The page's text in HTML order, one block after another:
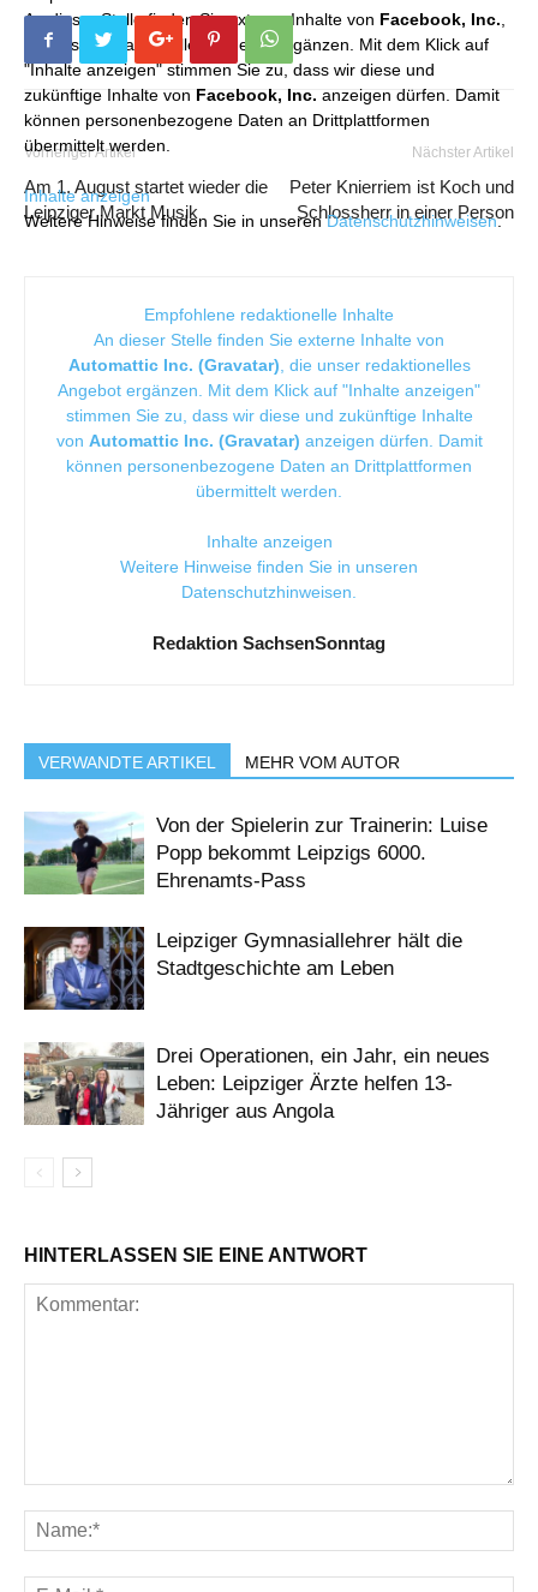
An dieser Stelle finden Sie externe Inhalte von Facebook, Inc.
die unser redaktionelles Angebot ergänzen. Mit dem Klick auf
"Inhalte anzeigen" stimmen Sie zu, dass wir diese und
zukünftige Inhalte von Facebook, Inc. anzeigen dürfen. Damit
können personenbezogene Daten an Drittplattformen
übermittelt werden.
Inhalte anzeigen
Weitere Hinweise finden Sie in unserenDatenschutzhinweisen.
Vorheriger Artikel
Am 1. August startet wieder die
Leipziger Markt Musik
Nächster Artikel
Peter Knierriem ist Koch und
Schlossherr in einer Person
Empfohlene redaktionelle Inhalte
An dieser Stelle finden Sie externe Inhalte von
Automattic Inc. (Gravatar) , die unser redaktionelles
Angebot ergänzen. Mit dem Klick auf "Inhalte anzeigen"
stimmen Sie zu, dass wir diese und zukünftige Inhalte
von Automattic Inc. (Gravatar) anzeigen dürfen. Damit
können personenbezogene Daten an Drittplattformen
übermittelt werden.
Inhalte anzeigen
Weitere Hinweise finden Sie in unseren
Datenschutzhinweisen
Redaktion SachsenSonntag
VERWANDTE ARTIKEL MEHR VOM AUTOR
Von der Spielerin zur Trainerin: Luise
Popp bekommt Leipzigs 6000.
Ehrenamts-Pass
Leipziger Gymnasiallehrer hält die
Stadtgeschichte am Leben
Drei Operationen, ein Jahr, ein neues
Leben: Leipziger Ärzte helfen 13-
Jähriger aus Angola
HINTERLASSEN SIE EINE ANTWORT